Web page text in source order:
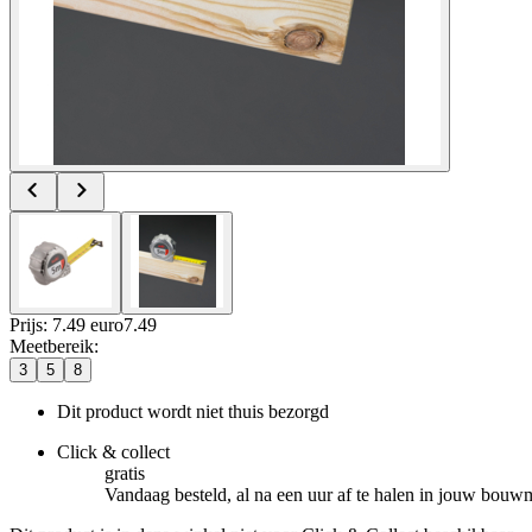
Prijs: 7.49 euro7.49
Meetbereik:
3 5 8
Dit product wordt niet thuis bezorgd
Click & collect
gratis
Vandaag besteld, al na een uur af te halen in jouw